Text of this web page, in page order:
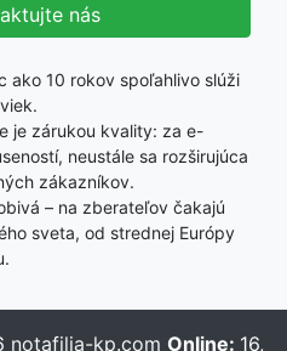
nás
ako 10 rokov spoľahlivo slúži
je zárukou kvality: za e-
neustále sa rozširujúca
zákazníkov.
– na zberateľov čakajú
sveta, od strednej Európy
notafilia-kp.com Online: 16,